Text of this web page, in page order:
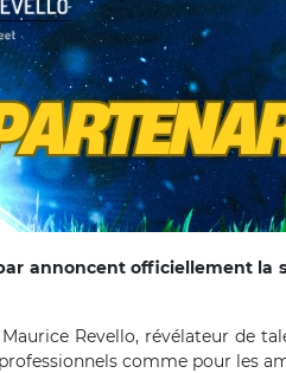
annoncent officiellement la
Revello, révélateur de
comme pour les